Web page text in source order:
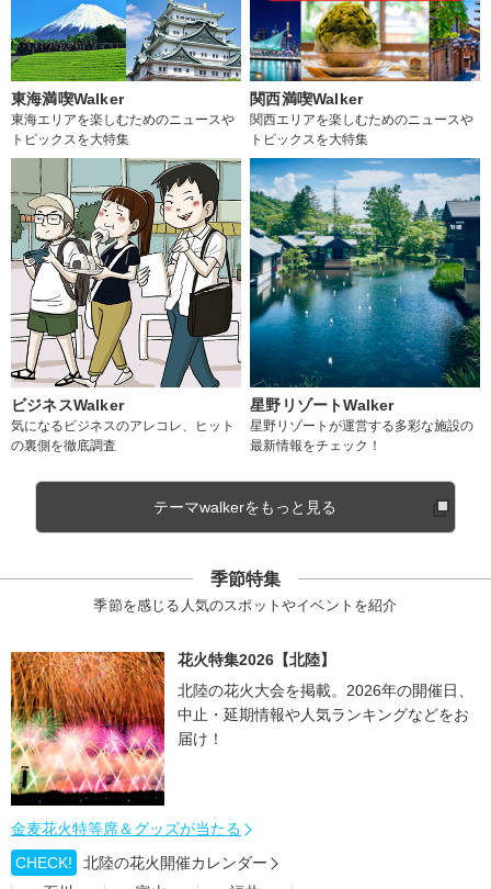
東海満喫Walker
東海エリアを楽しむためのニュースや
トピックスを大特集
関西満喫Walker
関西エリアを楽しむためのニュースや
トピックスを大特集
ビジネスWalker
気になるビジネスのアレコレ、ヒット
の裏側を徹底調査
星野リゾートWalker
星野リゾートが運営する多彩な施設の
最新情報をチェック！
テーマwalkerをもっと見る
季節特集
季節を感じる人気のスポットやイベントを紹介
花火特集2026【北陸】
北陸の花火大会を掲載。2026年の開催日、
中止・延期情報や人気ランキングなどをお
届け！
金麦花火特等席＆グッズが当たる
CHECK!
北陸の花火開催カレンダー